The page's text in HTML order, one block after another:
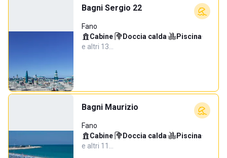
Bagni Sergio 22
Fano
Cabine· Doccia calda· Piscina·
e altri 13…
Bagni Maurizio
Fano
Cabine· Doccia calda· Piscina·
e altri 11…